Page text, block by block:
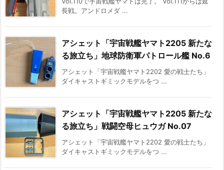
長戦。アンドロメダ ...
アシェット「宇宙戦艦ヤマト2205 新たな
る旅立ち」地球防衛軍パトロール艦 No.6
アシェット「宇宙戦艦ヤマト2202 愛の戦士たち」
ダイキャストギミックモデルをつ ...
アシェット「宇宙戦艦ヤマト2205 新たな
る旅立ち」戦闘空母ヒュウガ No.07
アシェット「宇宙戦艦ヤマト2202 愛の戦士たち」
ダイキャストギミックモデルをつ ...